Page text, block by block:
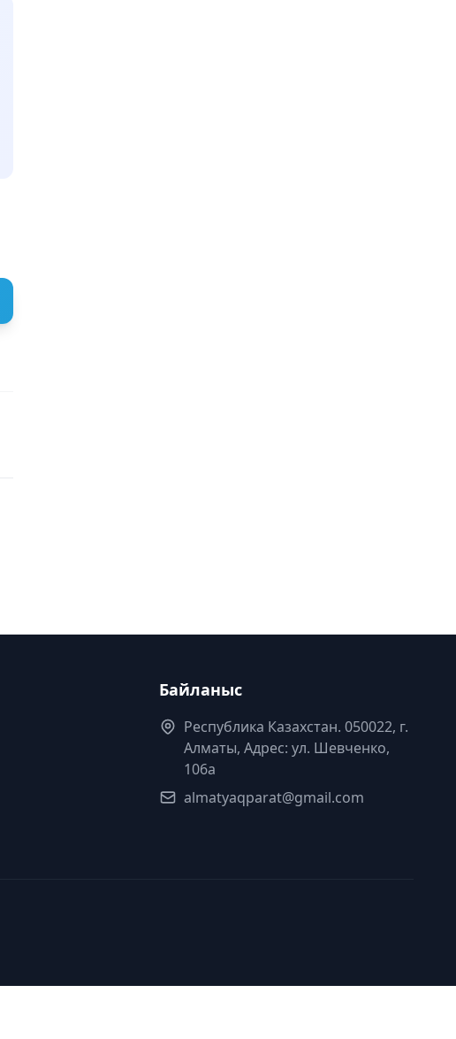
Байланыс
Республика Казахстан. 050022, г.
Алматы, Адрес: ул. Шевченко,
106а
almatyaqparat@gmail.com